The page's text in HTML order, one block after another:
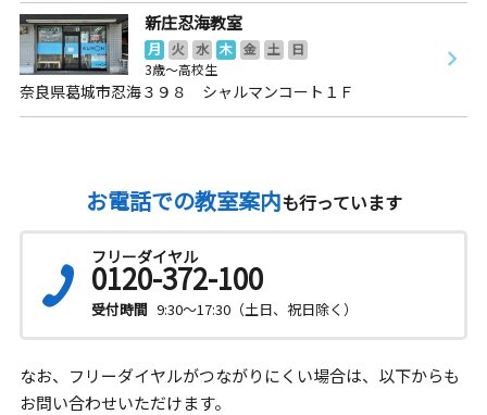
新庄忍海教室
月 火 水 木 金 土
日
3歳～高校生
奈良県葛城市忍海３９８ シャルマンコート１Ｆ
お電話での教室案内も行っています
フリーダイヤル
0120-372-100
受付時間 9:30～17:30（土日、祝日除く）
なお、フリーダイヤルがつながりにくい場合は、以下からも
お問い合わせいただけます。